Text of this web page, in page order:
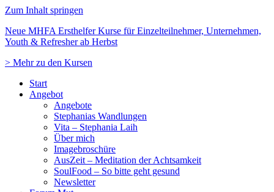
Zum Inhalt springen
Neue MHFA Ersthelfer Kurse für Einzelteilnehmer, Unternehmen,
Youth & Refresher ab Herbst
> Mehr zu den Kursen
Start
Angebot
Angebote
Stephanias Wandlungen
Vita – Stephania Laih
Über mich
Imagebroschüre
AusZeit – Meditation der Achtsamkeit
SoulFood – So bitte geht gesund
Newsletter